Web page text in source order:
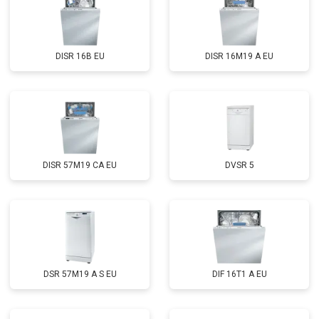
Замена нижнего уплотнителя
от 1000 ₽
Замена заливного шланга с
системой Аквастоп
от 1100 ₽ Заказать
Диагностика бесплатно Заказать
DISR 16B EU DISR 16M19 A EU
DISR 57M19 CA EU DVSR 5
DSR 57M19 A S EU DIF 16T1 A EU